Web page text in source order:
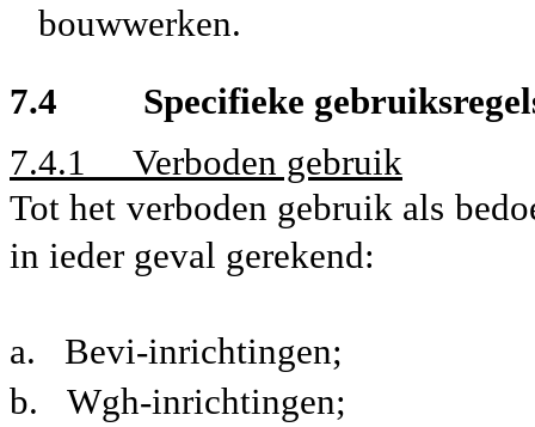
bouwwerken.
7.4 Specifieke
7.4.1 Verboden gebruik
Tot het verboden gebruik als
in ieder geval gerekend:
a.
Bevi-inrichtingen;
b.
Wgh-inrichtingen;